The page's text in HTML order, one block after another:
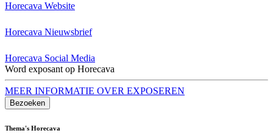
Horecava Website
Horecava Nieuwsbrief
Horecava Social Media
Word exposant op Horecava
MEER INFORMATIE OVER EXPOSEREN
Bezoeken
Thema's Horecava